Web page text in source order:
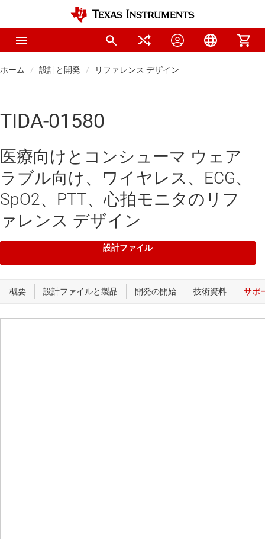
ホーム 設計と開発 リファレンス デザイン
TIDA-01580
医療向けとコンシューマ ウェア
ラブル向け、ワイヤレス、ECG、
SpO2、PTT、心拍モニタのリフ
ァレンス デザイン
設計ファイル